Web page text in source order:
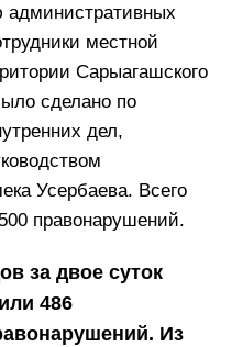
административных
местной
Сарыагашского
сделано по
дел,
Усербаева. Всего
правонарушений.
за двое суток
486
Из